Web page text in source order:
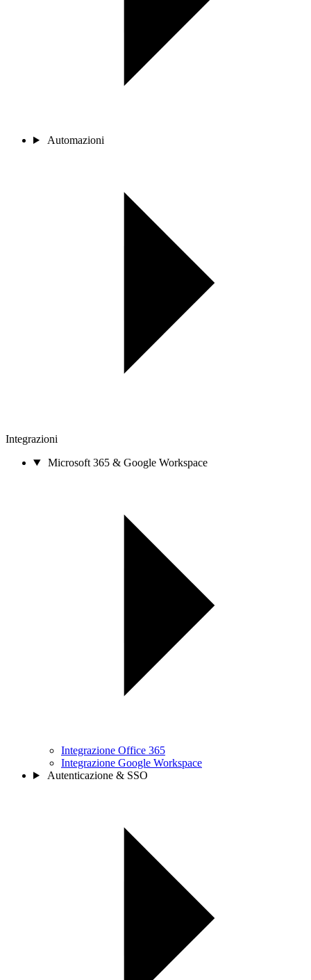
Automazioni
Integrazioni
Microsoft 365 & Google Workspace
Integrazione Office 365
Integrazione Google Workspace
Autenticazione & SSO